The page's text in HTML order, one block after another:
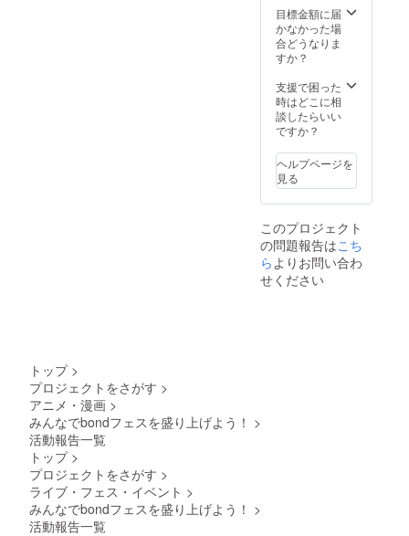
す）
目標金額に届
かなかった場
合どうなりま
すか？
支援で困った
時はどこに相
談したらいい
ですか？
ヘルプページを
見る
このプロジェクト
の問題報告はこち
ら よりお問い合わ
せください
トップ >
プロジェクトをさがす >
アニメ・漫画 >
みんなでbondフェスを盛り上げよう！ >
活動報告一覧
トップ >
プロジェクトをさがす >
ライブ・フェス・イベント >
みんなでbondフェスを盛り上げよう！ >
活動報告一覧